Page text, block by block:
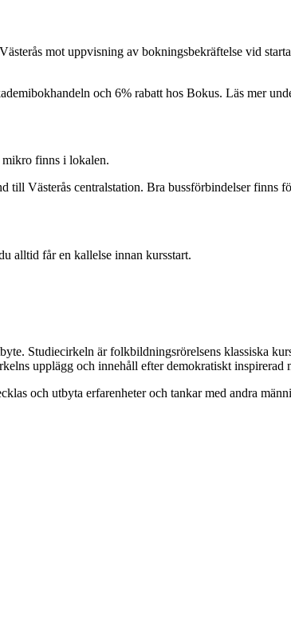
mot uppvisning av bokningsbekräftelse vid
och 6% rabatt hos Bokus. Läs mer
finns i lokalen.
Västerås centralstation. Bra bussförbindelser finns
alltid får en kallelse innan kursstart.
Studiecirkeln är folkbildningsrörelsens klassiska
upplägg och innehåll efter demokratiskt inspirerad
och utbyta erfarenheter och tankar med andra